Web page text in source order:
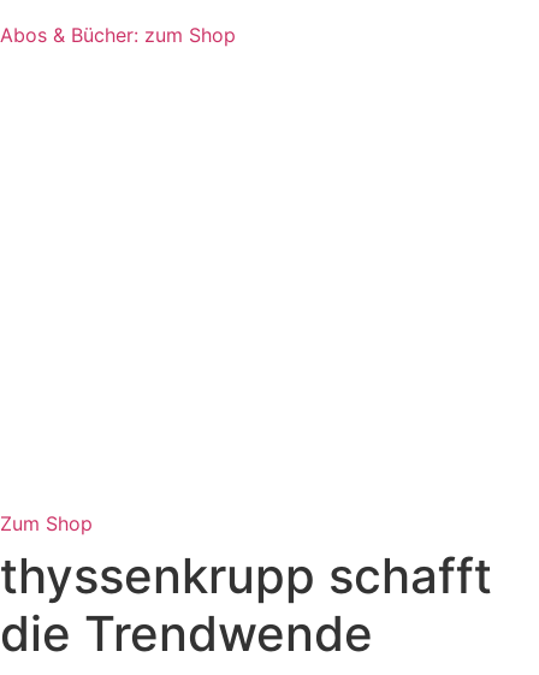
Abos & Bücher: zum Shop
Zum Shop
thyssenkrupp schafft
die Trendwende